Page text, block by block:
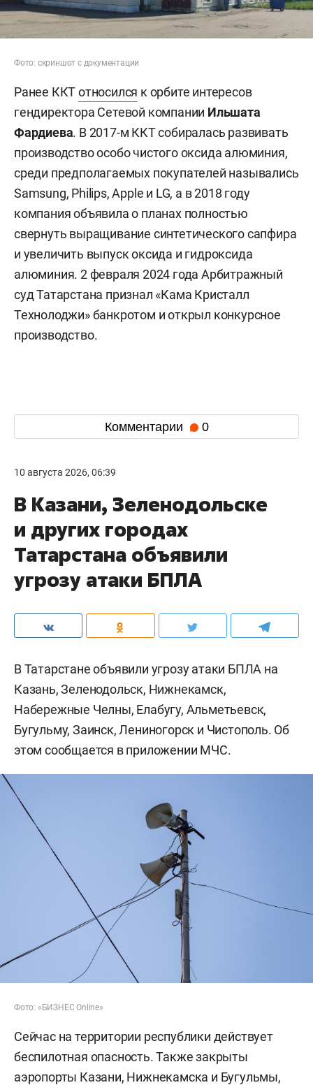
Фото: скриншот с документации
Ранее ККТотносился к орбите интересов
гендиректора Сетевой компании Ильшата
Фардиева. В 2017-м ККТ собиралась развивать
производство особо чистого оксида алюминия,
среди предполагаемых покупателей назывались
Samsung, Philips, Apple и LG, а в 2018 году
компания объявила о планах полностью
свернуть выращивание синтетического сапфира
и увеличить выпуск оксида и гидроксида
алюминия. 2 февраля 2024 года Арбитражный
суд Татарстана признал «Кама Кристалл
Технолоджи» банкротом и открыл конкурсное
производство.
Комментарии 0
10 августа 2026, 06:39
В Казани, Зеленодольске
и других городах
Татарстана объявили
угрозу атаки БПЛА
В Татарстане объявили угрозу атаки БПЛА на
Казань, Зеленодольск, Нижнекамск,
Набережные Челны, Елабугу, Альметьевск,
Бугульму, Заинск, Лениногорск и Чистополь. Об
этом сообщается в приложении МЧС.
Фото: «БИЗНЕС Online»
Сейчас на территории республики действует
беспилотная опасность. Также закрыты
аэропорты Казани, Нижнекамска и Бугульмы,